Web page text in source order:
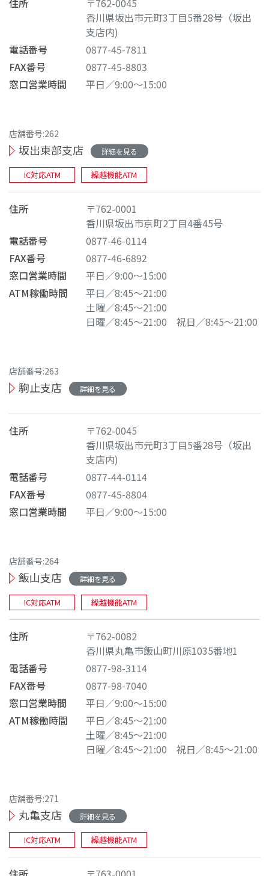
住所
〒762-0045
香川県坂出市元町3丁目5番28号（坂出
支店内)
電話番号
0877-45-7811
FAX番号
0877-45-8803
窓口営業時間
平日／9:00～15:00
店舗番号:262
坂出東部支店 詳細を見る
IC対応ATM 繰越機能ATM
住所
〒762-0001
香川県坂出市京町2丁目4番45号
電話番号
0877-46-0114
FAX番号
0877-46-6892
窓口営業時間
平日／9:00～15:00
ATM稼働時間
平日／8:45～21:00
土曜／8:45～21:00
日曜／8:45～21:00
祝日／8:45～21:00
店舗番号:263
駒止支店 詳細を見る
住所
〒762-0045
香川県坂出市元町3丁目5番28号（坂出
支店内)
電話番号
0877-44-0114
FAX番号
0877-45-8804
窓口営業時間
平日／9:00～15:00
店舗番号:264
飯山支店 詳細を見る
IC対応ATM 繰越機能ATM
住所
〒762-0082
香川県丸亀市飯山町川原1035番地1
電話番号
0877-98-3114
FAX番号
0877-98-7040
窓口営業時間
平日／9:00～15:00
ATM稼働時間
平日／8:45～21:00
土曜／8:45～21:00
日曜／8:45～21:00
祝日／8:45～21:00
店舗番号:271
丸亀支店 詳細を見る
IC対応ATM 繰越機能ATM